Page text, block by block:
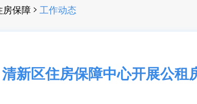
房保障 > 工作动态
清新区住房保障中心开展公租